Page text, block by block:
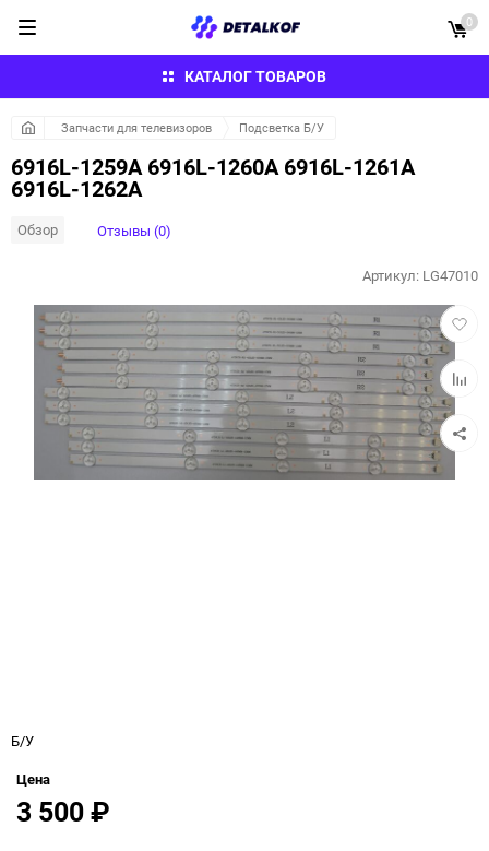
КАТАЛОГ ТОВАРОВ
0
Запчасти для телевизоров Подсветка Б/У
6916L-1259A 6916L-1260A 6916L-1261A
6916L-1262A
Обзор Отзывы (0)
в
к
Артикул: LG47010
Б/У
Цена
3 500₽